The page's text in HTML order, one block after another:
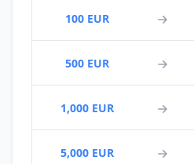
100 EUR
500 EUR
1,000 EUR
5,000 EUR